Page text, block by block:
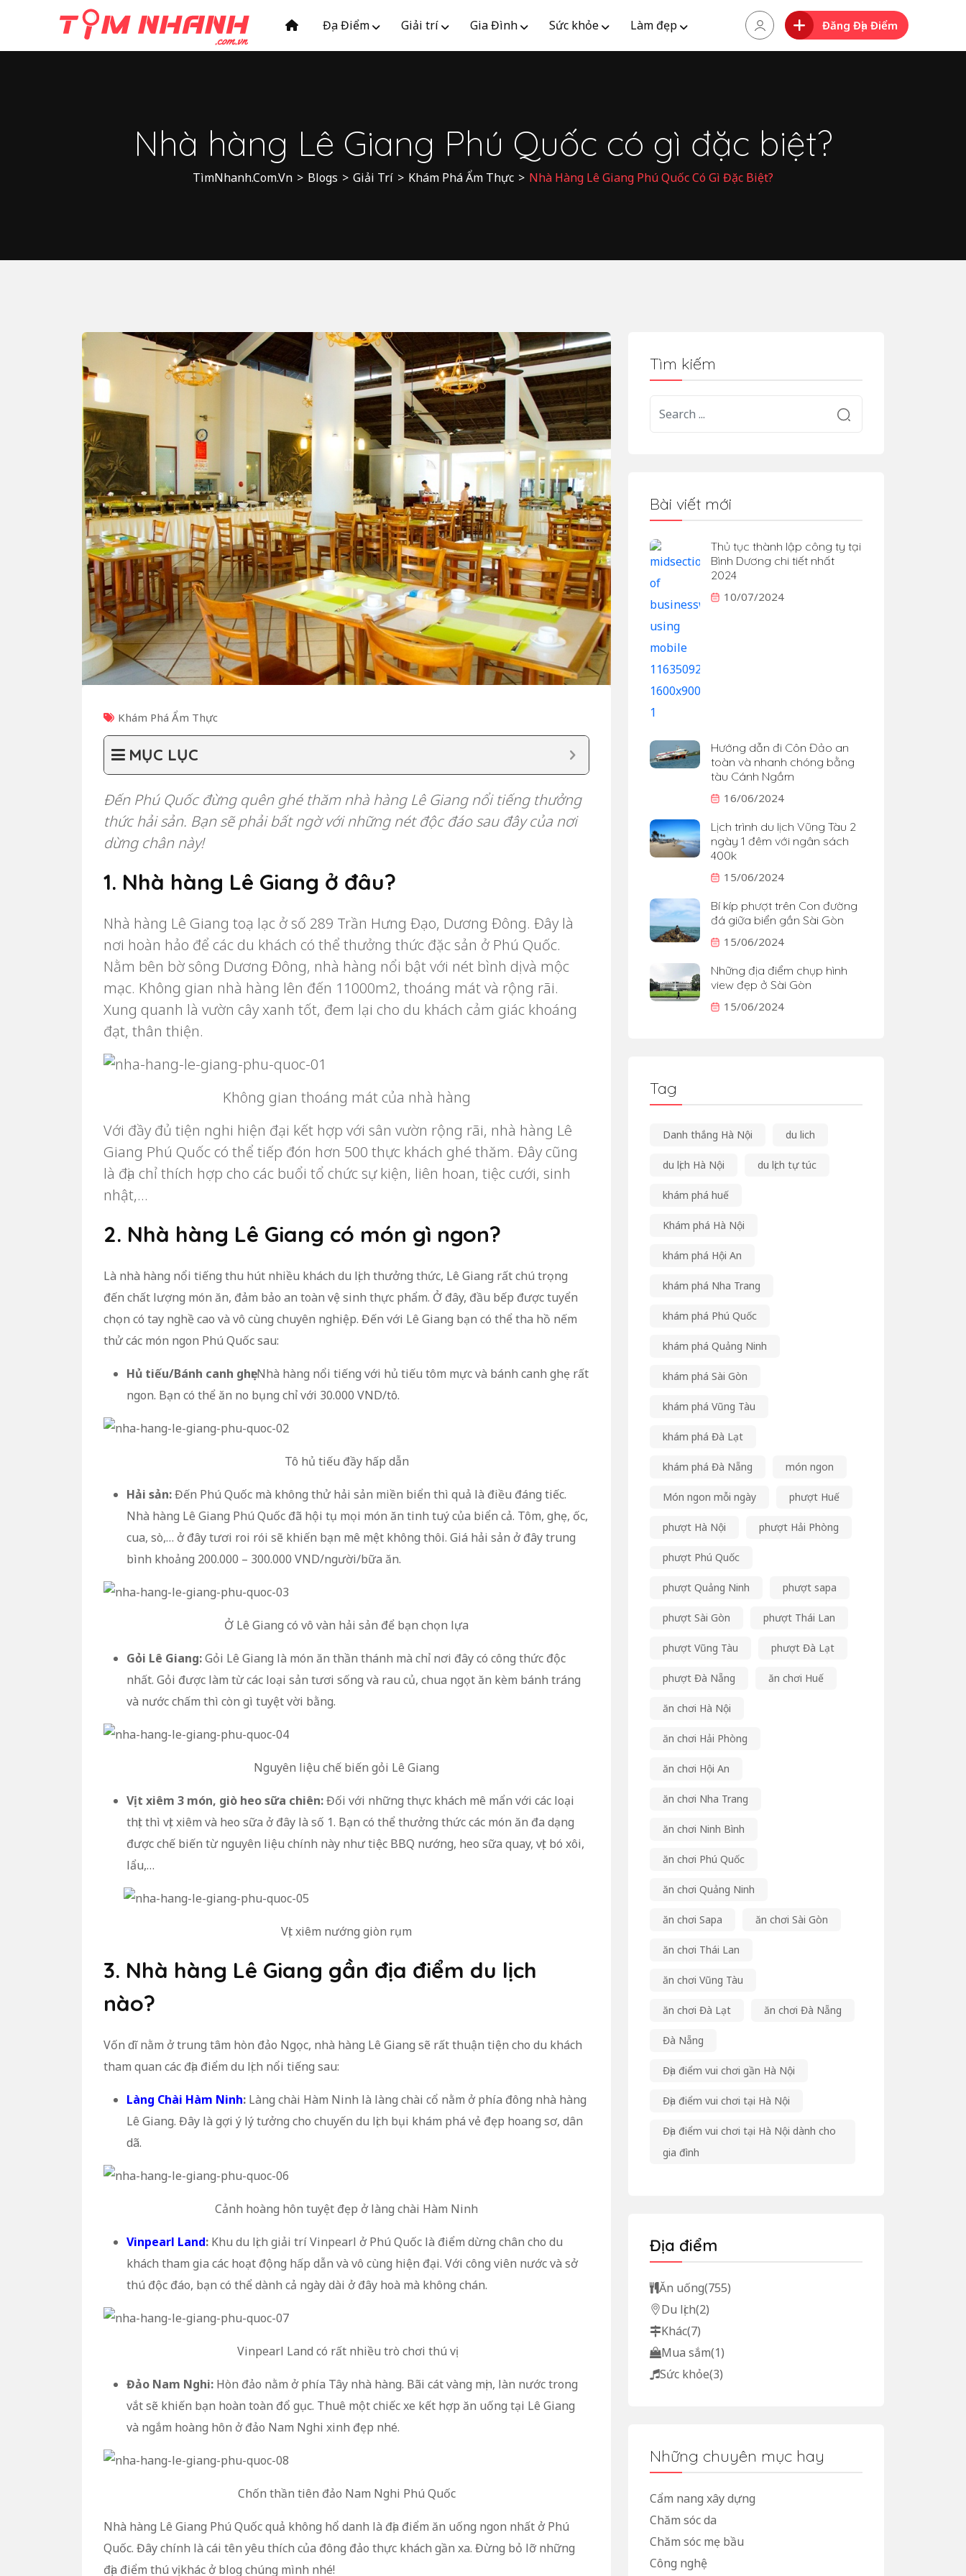
Địa Điểm Giải trí Gia Đình Sức khỏe Làm đẹp Đăng Địa Điểm
Nhà hàng Lê Giang Phú Quốc có gì đặc biệt?
TìmNhanh.Com.Vn > Blogs > Giải Trí > Khám Phá Ẩm Thực > Nhà Hàng Lê Giang Phú Quốc Có Gì Đặc Biệt?
Khám Phá Ẩm Thực
MỤC LỤC
Đến Phú Quốc đừng quên ghé thăm nhà hàng Lê Giang nổi tiếng thưởng
thức hải sản. Bạn sẽ phải bất ngờ với những nét độc đáo sau đây của nơi
dừng chân này!
1. Nhà hàng Lê Giang ở đâu?
Nhà hàng Lê Giang toạ lạc ở số 289 Trần Hưng Đạo, Dương Đông. Đây là
nơi hoàn hảo để các du khách có thể thưởng thức đặc sản ở Phú Quốc.
Nằm bên bờ sông Dương Đông, nhà hàng nổi bật với nét bình dị và mộc
mạc. Không gian nhà hàng lên đến 11000m2, thoáng mát và rộng rãi.
Xung quanh là vườn cây xanh tốt, đem lại cho du khách cảm giác khoáng
đạt, thân thiện.
Không gian thoáng mát của nhà hàng
Với đầy đủ tiện nghi hiện đại kết hợp với sân vườn rộng rãi, nhà hàng Lê
Giang Phú Quốc có thể tiếp đón hơn 500 thực khách ghé thăm. Đây cũng
là địa chỉ thích hợp cho các buổi tổ chức sự kiện, liên hoan, tiệc cưới, sinh
nhật,…
2. Nhà hàng Lê Giang có món gì ngon?
Là nhà hàng nổi tiếng thu hút nhiều khách du lịch thưởng thức, Lê Giang rất chú trọng
đến chất lượng món ăn, đảm bảo an toàn vệ sinh thực phẩm. Ở đây, đầu bếp được tuyển
chọn có tay nghề cao và vô cùng chuyên nghiệp. Đến với Lê Giang bạn có thể tha hồ nếm
thử các món ngon Phú Quốc sau:
Hủ tiếu/Bánh canh ghẹ:Nhà hàng nổi tiếng với hủ tiếu tôm mực và bánh canh ghẹ rất
ngon. Bạn có thể ăn no bụng chỉ với 30.000 VND/tô.
Tô hủ tiếu đầy hấp dẫn
Hải sản:Đến Phú Quốc mà không thử hải sản miền biển thì quả là điều đáng tiếc.
Nhà hàng Lê Giang Phú Quốc đã hội tụ mọi món ăn tinh tuý của biển cả. Tôm, ghẹ, ốc,
cua, sò,… ở đây tươi roi rói sẽ khiến bạn mê mệt không thôi. Giá hải sản ở đây trung
bình khoảng 200.000 – 300.000 VND/người/bữa ăn.
Ở Lê Giang có vô vàn hải sản để bạn chọn lựa
Gỏi Lê Giang:Gỏi Lê Giang là món ăn thần thánh mà chỉ nơi đây có công thức độc
nhất. Gỏi được làm từ các loại sản tươi sống và rau củ, chua ngọt ăn kèm bánh tráng
và nước chấm thì còn gì tuyệt vời bằng.
Nguyên liệu chế biến gỏi Lê Giang
Vịt xiêm 3 món, giò heo sữa chiên:Đối với những thực khách mê mẩn với các loại
thịt thì vịt xiêm và heo sữa ở đây là số 1. Bạn có thể thưởng thức các món ăn đa dạng
được chế biến từ nguyên liệu chính này như tiệc BBQ nướng, heo sữa quay, vịt bó xôi,
lẩu,…
Vịt xiêm nướng giòn rụm
3. Nhà hàng Lê Giang gần địa điểm du lịch
nào?
Vốn dĩ nằm ở trung tâm hòn đảo Ngọc, nhà hàng Lê Giang sẽ rất thuận tiện cho du khách
tham quan các địa điểm du lịch nổi tiếng sau:
Làng Chài Hàm Ninh: Làng chài Hàm Ninh là làng chài cổ nằm ở phía đông nhà hàng
Lê Giang. Đây là gợi ý lý tưởng cho chuyến du lịch bụi khám phá vẻ đẹp hoang sơ, dân
dã.
Cảnh hoàng hôn tuyệt đẹp ở làng chài Hàm Ninh
Vinpearl Land: Khu du lịch giải trí Vinpearl ở Phú Quốc là điểm dừng chân cho du
khách tham gia các hoạt động hấp dẫn và vô cùng hiện đại. Với công viên nước và sở
thú độc đáo, bạn có thể dành cả ngày dài ở đây hoà mà không chán.
Vinpearl Land có rất nhiều trò chơi thú vị
Đảo Nam Nghi: Hòn đảo nằm ở phía Tây nhà hàng. Bãi cát vàng mịn, làn nước trong
vắt sẽ khiến bạn hoàn toàn đổ gục. Thuê một chiếc xe kết hợp ăn uống tại Lê Giang
và ngắm hoàng hôn ở đảo Nam Nghi xinh đẹp nhé.
Chốn thần tiên đảo Nam Nghi Phú Quốc
Nhà hàng Lê Giang Phú Quốc quả không hổ danh là địa điểm ăn uống ngon nhất ở Phú
Quốc. Đây chính là cái tên yêu thích của đông đảo thực khách gần xa. Đừng bỏ lỡ những
địa điểm thú vị khác ở blog chúng mình nhé!
Tìm kiếm
Bài viết mới
Thủ tục thành lập công ty tại
Bình Dương chi tiết nhất
2024
10/07/2024
Hướng dẫn đi Côn Đảo an
toàn và nhanh chóng bằng
tàu Cánh Ngầm
16/06/2024
Lịch trình du lịch Vũng Tàu 2
ngày 1 đêm với ngân sách
400k
15/06/2024
Bí kíp phượt trên Con đường
đá giữa biển gần Sài Gòn
15/06/2024
Những địa điểm chụp hình
view đẹp ở Sài Gòn
15/06/2024
Tag
Danh thắng Hà Nội du lich
du lịch Hà Nội du lịch tự túc
khám phá huế
Khám phá Hà Nội
khám phá Hội An
khám phá Nha Trang
khám phá Phú Quốc
khám phá Quảng Ninh
khám phá Sài Gòn
khám phá Vũng Tàu
khám phá Đà Lạt
khám phá Đà Nẵng món ngon
Món ngon mỗi ngày phượt Huế
phượt Hà Nội phượt Hải Phòng
phượt Phú Quốc
phượt Quảng Ninh phượt sapa
phượt Sài Gòn phượt Thái Lan
phượt Vũng Tàu phượt Đà Lạt
phượt Đà Nẵng ăn chơi Huế
ăn chơi Hà Nội
ăn chơi Hải Phòng
ăn chơi Hội An
ăn chơi Nha Trang
ăn chơi Ninh Bình
ăn chơi Phú Quốc
ăn chơi Quảng Ninh
ăn chơi Sapa ăn chơi Sài Gòn
ăn chơi Thái Lan
ăn chơi Vũng Tàu
ăn chơi Đà Lạt ăn chơi Đà Nẵng
Đà Nẵng
Địa điểm vui chơi gần Hà Nội
Địa điểm vui chơi tại Hà Nội
Địa điểm vui chơi tại Hà Nội dành cho
gia đình
Địa điểm
Ăn uống(755)
Du lịch(2)
Khác(7)
Mua sắm(1)
Sức khỏe(3)
Những chuyên mục hay
Cẩm nang xây dựng
Chăm sóc da
Chăm sóc mẹ bầu
Công nghệ